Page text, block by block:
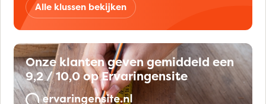
Alle klussen bekijken
Onze klanten geven gemiddeld een
9,2 / 10,0 op Ervaringensite